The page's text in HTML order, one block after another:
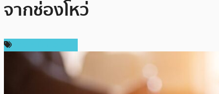
จากช่องโหว่